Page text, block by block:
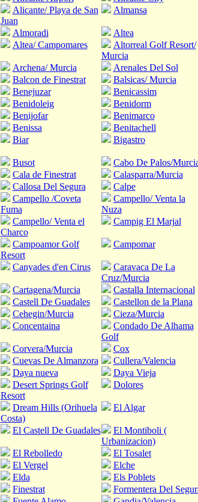
Alicante/ Playa de San
Juan
Almansa
Almoradi
Altea
Altea/ Campomares
Altorreal Golf Resort/
Murcia
Archena/ Murcia
Arenales Del Sol
Balcon de Finestrat
Balsicas/ Murcia
Benejuzar
Benicassim
Benidoleig
Benidorm
Benijofar
Benimarco
Benissa
Benitachell
Biar Bigastro
Busot
Cabo De Palos/
Cala de Finestrat
Calasparra/Murcia
Callosa Del Segura
Calpe
Campello /Coveta
Fuma
Campello/ Venta la
Nuza
Campello/ Venta el
Charco
Campig El Marjal
Campoamor Golf
Resort
Campomar
Canyades d'en Cirus
Caravaca De La
Cruz/Murcia
Cartagena/Murcia
Castalla Internacional
Castell De Guadales
Castellon de la Plana
Cehegin/Murcia
Cieza/Murcia
Concentaina
Condado De Alhama
Golf
Corvera/Murcia
Cox
Cuevas De Almanzora
Cullera/Valencia
Daya nueva
Daya Vieja
Desert Springs Golf
Resort
Dolores
Dream Hills (Orihuela
Costa)
El Algar
El Castell De Guadales
El Montiboli (
Urbanizacion)
El Rebolledo
El Tosalet
El Vergel
Elche
Elda
Els Poblets
Finestrat
Formentera Del